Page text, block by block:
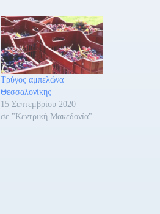
Τρύγος αμπελώνα
Θεσσαλονίκης
15 Σεπτεμβρίου 2020
σε "Κεντρική Μακεδονία"